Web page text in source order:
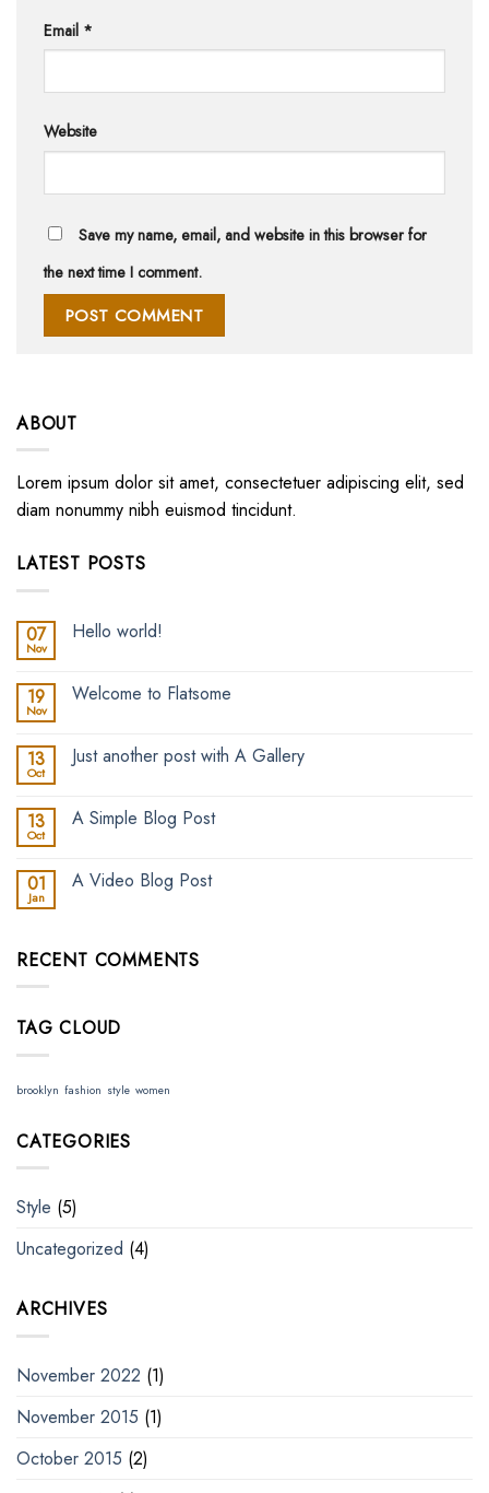
Email *
Website
Save my name, email, and website in this browser for
the next time I comment.
ABOUT
Lorem ipsum dolor sit amet, consectetuer adipiscing elit, sed
diam nonummy nibh euismod tincidunt.
LATEST POSTS
07
Nov
Hello world!
Hello
19
Nov
Welcome to Flatsome
Welcome
to
13
Oct
Just another post with A Gallery
Just
A
Gallery
13
Oct
A Simple Blog Post
A
01
Jan
A Video Blog Post
Video
Blog
RECENT COMMENTS
TAG CLOUD
brooklyn fashion style women
CATEGORIES
Style (5)
Uncategorized (4)
ARCHIVES
November 2022 (1)
November 2015 (1)
October 2015 (2)